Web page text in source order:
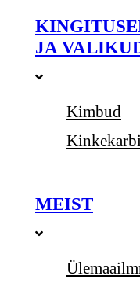
JA
Kimbud
MEIST